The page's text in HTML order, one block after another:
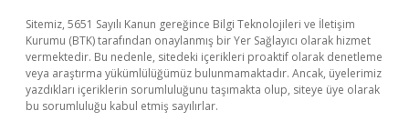
Sitemiz, 5651 Sayılı Kanun gereğince Bilgi Teknolojileri ve İletişim
Kurumu (BTK) tarafından onaylanmış bir Yer Sağlayıcı olarak hizmet
vermektedir. Bu nedenle, sitedeki içerikleri proaktif olarak denetleme
veya araştırma yükümlülüğümüz bulunmamaktadır. Ancak, üyelerimiz
yazdıkları içeriklerin sorumluluğunu taşımakta olup, siteye üye olarak
bu sorumluluğu kabul etmiş sayılırlar.